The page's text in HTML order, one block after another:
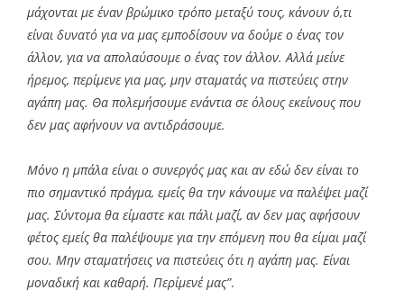
μάχονται με έναν βρώμικο τρόπο μεταξύ τους, κάνουν ό,τι
είναι δυνατό για να μας εμποδίσουν να δούμε ο ένας τον
άλλον, για να απολαύσουμε o ένας τον άλλον. Αλλά μείνε
ήρεμος, περίμενε για μας, μην σταματάς να πιστεύεις στην
αγάπη μας. Θα πολεμήσουμε ενάντια σε όλους εκείνους που
δεν μας αφήνουν να αντιδράσουμε.
Mόνο η μπάλα είναι ο συνεργός μας και αν εδώ δεν είναι το
πιο σημαντικό πράγμα, εμείς θα την κάνουμε να παλέψει μαζί
μας. Σύντομα θα είμαστε και πάλι μαζί, αν δεν μας αφήσουν
φέτος εμείς θα παλέψουμε για την επόμενη που θα είμαι μαζί
σου. Μην σταματήσεις να πιστεύεις ότι η αγάπη μας. Είναι
μοναδική και καθαρή. Περίμενέ μας”.